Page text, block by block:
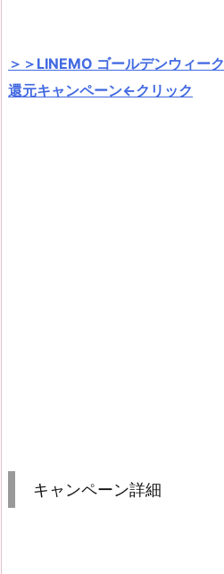
＞＞LINEMO ゴールデンウィーク
還元キャンペーン←クリック
キャンペーン詳細